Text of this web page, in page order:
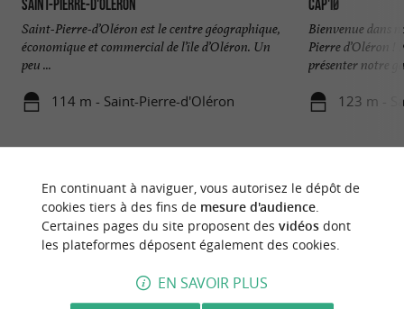
Saint-Pierre-d'Oléron
Saint-Pierre-d’Oléron est le centre géographique,
économique et commercial de l’île d’Oléron. Un
peu ...
114 m - Saint-Pierre-d'Oléron
CAP'IØ
Bienvenue dans
Pierre d’Oléron !
présenter notre
123 m -
NOUS AVONS TESTÉPOUR VOUS
En continuant à naviguer, vous autorisez le dépôt de
cookies tiers à des fins de mesure d'audience.
Certaines pages du site proposent des vidéosdont
les plateformes déposent également des cookies.
EN SAVOIR PLUS